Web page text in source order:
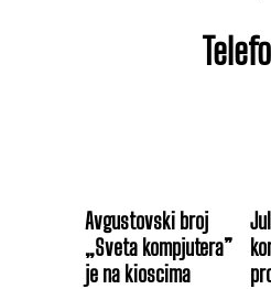
Avgustovski broj
„Sveta kompjutera”
je na kioscima